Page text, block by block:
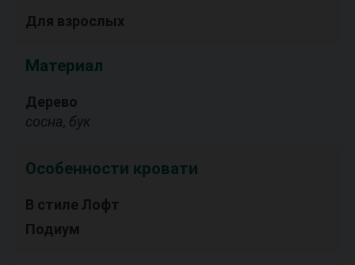
Для взрослых
Материал
Дерево
сосна, бук
Особенности кровати
В стиле Лофт
Подиум